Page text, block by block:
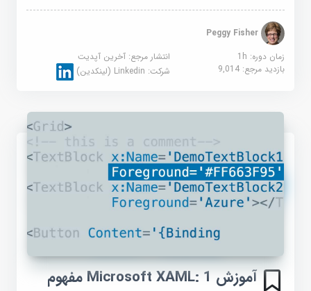
Peggy Fisher
زمان دوره: 1h
انتشار مرجع:آخرین آپدیت
بازدید مرجع:9,014 شرکت:Linkedin (لینکدین)
آموزش Microsoft XAML: 1 مفهوم